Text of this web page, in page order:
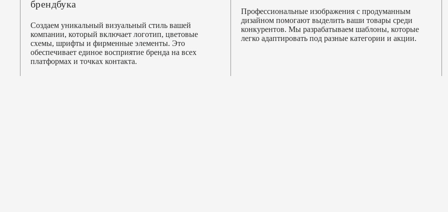
брендбука
Создаем уникальный визуальный стиль вашей
компании, который включает логотип, цветовые
схемы, шрифты и фирменные элементы. Это
обеспечивает единое восприятие бренда на всех
платформах и точках контакта.
Профессиональные изображения с продуманным
дизайном помогают выделить ваши товары среди
конкурентов. Мы разрабатываем шаблоны, которые
легко адаптировать под разные категории и акции.